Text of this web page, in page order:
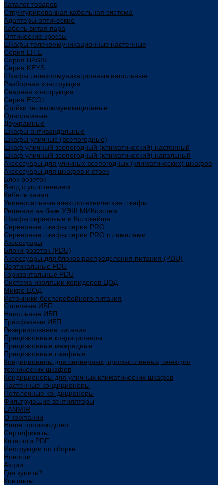
Каталог товаров
Структурированная кабельная система
Адаптеры оптические
Кабель витая пара
Оптические кроссы
Шкафы телекоммуникационные настенные
Cерия LITE
Cерия BASIS
Cерия KEYS
Шкафы телекоммуникационные напольные
Разборная конструкция
Сварная конструкция
Серия ECO+
Стойки телекоммуникационные
Однорамные
Двухрамные
Шкафы антивандальные
Шкафы уличные (всепогодные)
Шкаф уличный всепогодный (климатический) настенный
Шкаф уличный всепогодный (климатический) напольный
Аксессуары для уличных всепогодных (климатических) шкафов
Аксессуары для шкафов и стоек
Блок розеток
Ввод с уплотнением
Кабель канал
Универсальные электротехнические шкафы
Решения на базе УЭШ МИКсистем
Шкафы серверные и Колокейшн
Серверные шкафы серия PRO
Серверные шкафы серии PRO с ламелями
Аксессуары
Блоки розеток (PDU)
Аксессуары для блоков распределения питания (PDU)
Вертикальные PDU
Горизонтальные PDU
Система изоляции коридоров ЦОД
Микро ЦОД
Источники бесперебойного питания
Стоечные ИБП
Напольные ИБП
Трёхфазные ИБП
Резервирование питания
Прецизионные кондиционеры
Прецизионные межрядные
Прецизионные шкафные
Кондиционеры для серверных, промышленных, электро-
технических шкафов
Кондиционеры для уличных климатических шкафов
Настенные кондиционеры
Потолочные кондиционеры
Фильтрующие вентиляторы
LANMIR
О компании
Наше производство
Сертификаты
Каталоги PDF
Инструкции по сборке
Новости
Акции
Где купить?
Контакты